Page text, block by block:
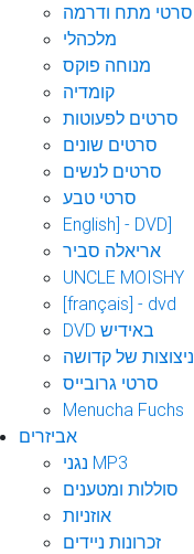
סרטי מתח ודרמה
מלכהלי
מנוחה פוקס
קומדיה
סרטים לפעוטות
סרטים שונים
סרטים לנשים
סרטי טבע
English] - DVD]
אריאלה סביר
UNCLE MOISHY
[français] - dvd
DVD באידיש
ניצוצות של קדושה
סרטי גרובייס
Menucha Fuchs
אביזרים
נגני MP3
סוללות ומטענים
אוזניות
זכרונות ניידים